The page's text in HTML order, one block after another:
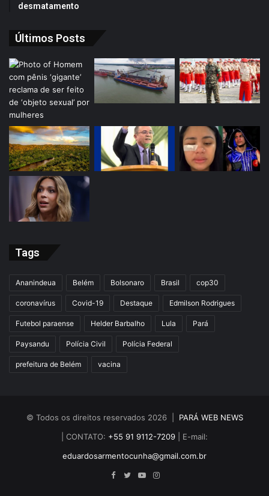
desmatamento
Últimos Posts
Tags
Ananindeua Belém Bolsonaro Brasil cop30
coronavírus Covid-19 Destaque Edmilson Rodrigues
Futebol paraense Helder Barbalho Lula Pará
Paysandu Polícia Civil Polícia Federal
prefeitura de Belém vacina
© Todos os direitos reservados 2026 | PARÁ WEB NEWS
| CONTATO: +55 91 9112-7209 | E-mail:
eduardosarmentocunha@gmail.com.br
FacebookTwitterYouTubeInstagram